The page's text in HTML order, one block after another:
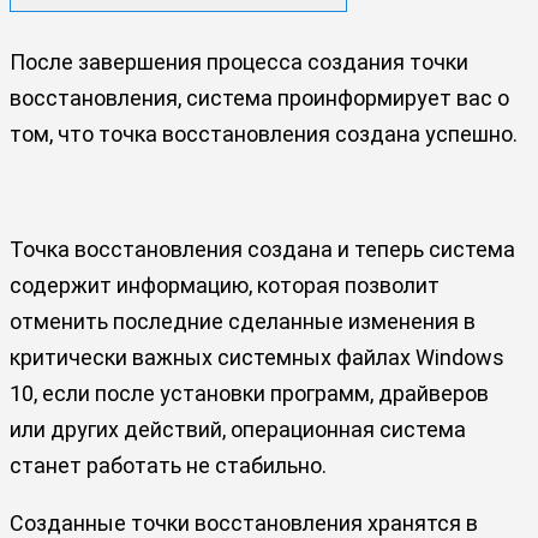
После завершения процесса создания точки
восстановления, система проинформирует вас о
том, что точка восстановления создана успешно.
Точка восстановления создана и теперь система
содержит информацию, которая позволит
отменить последние сделанные изменения в
критически важных системных файлах Windows
10, если после установки программ, драйверов
или других действий, операционная система
станет работать не стабильно.
Созданные точки восстановления хранятся в